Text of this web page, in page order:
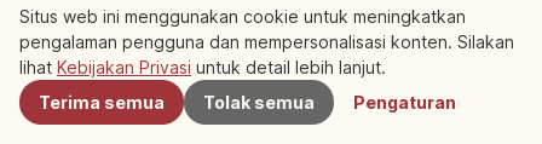
mungkin berbeda dari situasi saat ini. Selain itu, kami tidak menjamin
keakuratan dan kelengkapan konten yang dipublikasikan, harap
dimaklumi.
Bersponsor
Artikel ini mungkin berisi iklan (tautan afiliasi); kami dapat
memperoleh komisi dari pemesanan melalui tautan tersebut.
Terdekat
Situs web ini menggunakan cookie untuk meningkatkan
pengalaman pengguna dan mempersonalisasi konten. Silakan
lihat Kebijakan Privasi untuk detail lebih lanjut.
Terima semua
Tolak semua Pengaturan